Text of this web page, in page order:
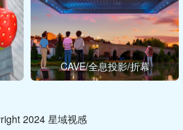
CAVE/全息投影/折幕
2024 星域视感